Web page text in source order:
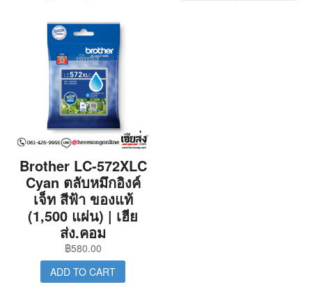
Brother LC-572XLC
Cyan ตลับหมึกอิงค์
เจ็ท สีฟ้า ของแท้
(1,500 แผ่น) | เฮีย
ส่ง.คอม
฿580.00
ADD TO CART